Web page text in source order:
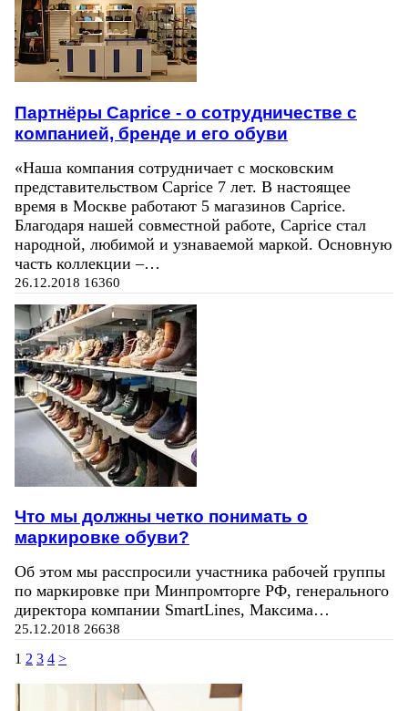
Партнёры Caprice - о сотрудничестве с
компанией, бренде и его обуви
«Наша компания сотрудничает с московским
представительством Сaprice 7 лет. В настоящее
время в Москве работают 5 магазинов Caprice.
Благодаря нашей совместной работе, Caprice стал
народной, любимой и узнаваемой маркой. Основную
часть коллекции –…
26.12.2018 16360
Что мы должны четко понимать о
маркировке обуви?
Об этом мы расспросили участника рабочей группы
по маркировке при Минпромторге РФ, генерального
директора компании SmartLines, Максима…
25.12.2018 26638
1 2 3 4 >